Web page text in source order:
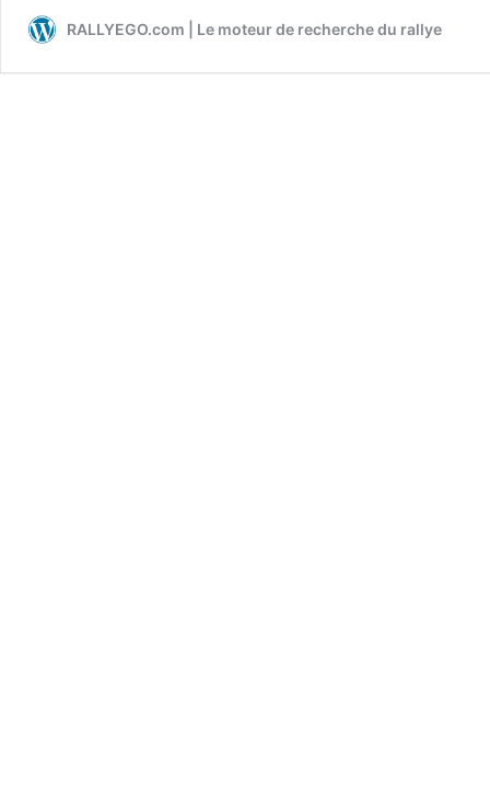
RALLYEGO.com | Le moteur de recherche du rallye